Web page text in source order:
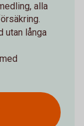
alla
utan långa